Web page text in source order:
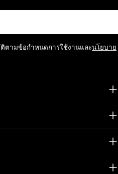
ตามข้อกำหนดการใช้งานและนโยบาย